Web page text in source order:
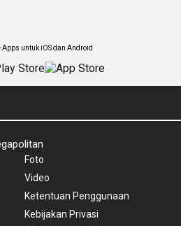
Apps untuk iOS dan Android
Foto
Video
Ketentuan Penggunaan
Kebijakan Privasi